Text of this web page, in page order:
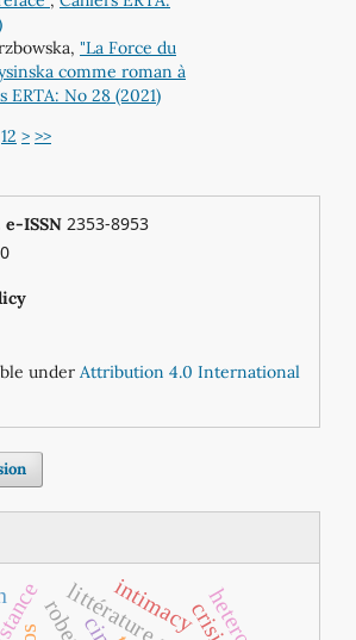
"La Force du
comme roman à
ERTA: No 28 (2021)
12 > >>
e-ISSN2353-8953
0
under Attribution 4.0 International
intimacycrisis